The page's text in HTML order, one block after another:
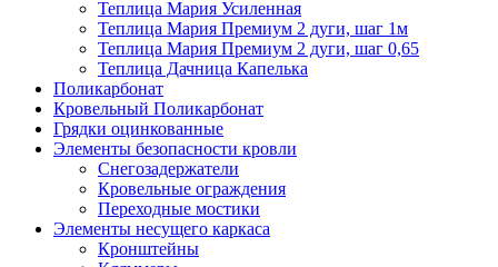
Теплица Мария Усиленная
Теплица Мария Премиум 2 дуги, шаг 1м
Теплица Мария Премиум 2 дуги, шаг 0,65
Теплица Дачница Капелька
Поликарбонат
Кровельный Поликарбонат
Грядки оцинкованные
Элементы безопасности кровли
Снегозадержатели
Кровельные ограждения
Переходные мостики
Элементы несущего каркаса
Кронштейны